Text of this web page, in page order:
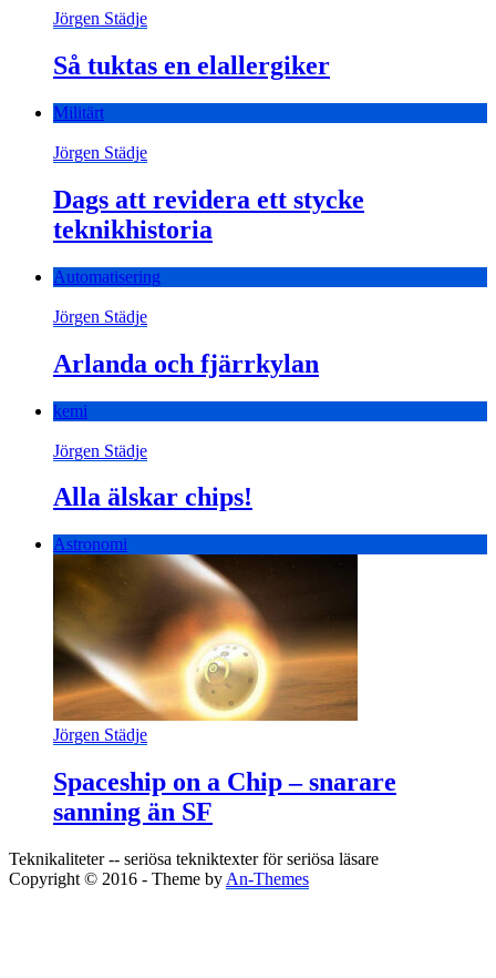
Jörgen Städje
Så tuktas en elallergiker
Militärt
Jörgen Städje
Dags att revidera ett stycke
teknikhistoria
Automatisering
Jörgen Städje
Arlanda och fjärrkylan
kemi
Jörgen Städje
Alla älskar chips!
Astronomi
Jörgen Städje
Spaceship on a Chip – snarare
sanning än SF
Teknikaliteter -- seriösa tekniktexter för seriösa läsare
Copyright © 2016 - Theme by An-Themes